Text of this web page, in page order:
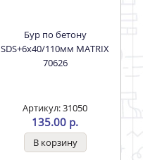
Бур по бетону
SDS+6х40/110мм MATRIX
70626
Артикул: 31050
135.00 р.